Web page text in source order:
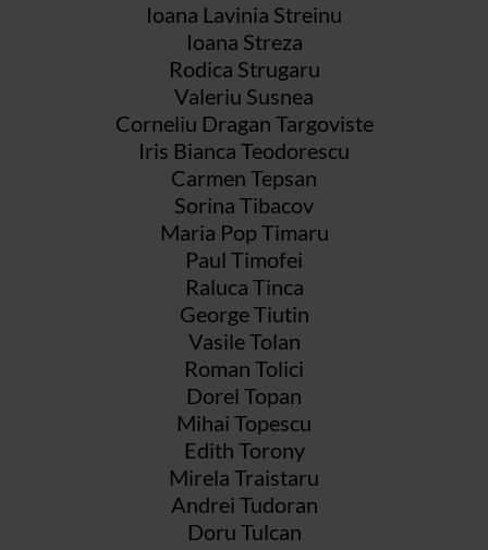
Ioana Lavinia Streinu
Ioana Streza
Rodica Strugaru
Valeriu Susnea
Corneliu Dragan Targoviste
Iris Bianca Teodorescu
Carmen Tepsan
Sorina Tibacov
Maria Pop Timaru
Paul Timofei
Raluca Tinca
George Tiutin
Vasile Tolan
Roman Tolici
Dorel Topan
Mihai Topescu
Edith Torony
Mirela Traistaru
Andrei Tudoran
Doru Tulcan